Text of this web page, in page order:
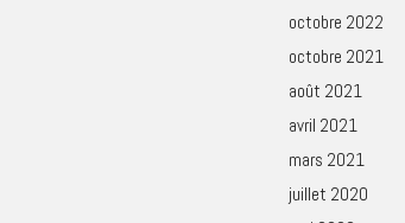
octobre 2022
octobre 2021
août 2021
avril 2021
mars 2021
juillet 2020